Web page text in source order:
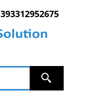
393312952675